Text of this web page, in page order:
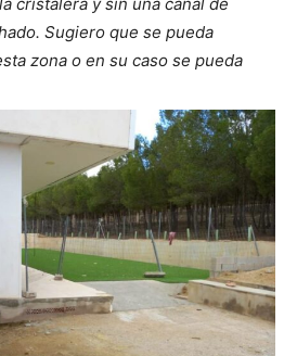
Sugiero que se pueda
zona o en su caso se pueda